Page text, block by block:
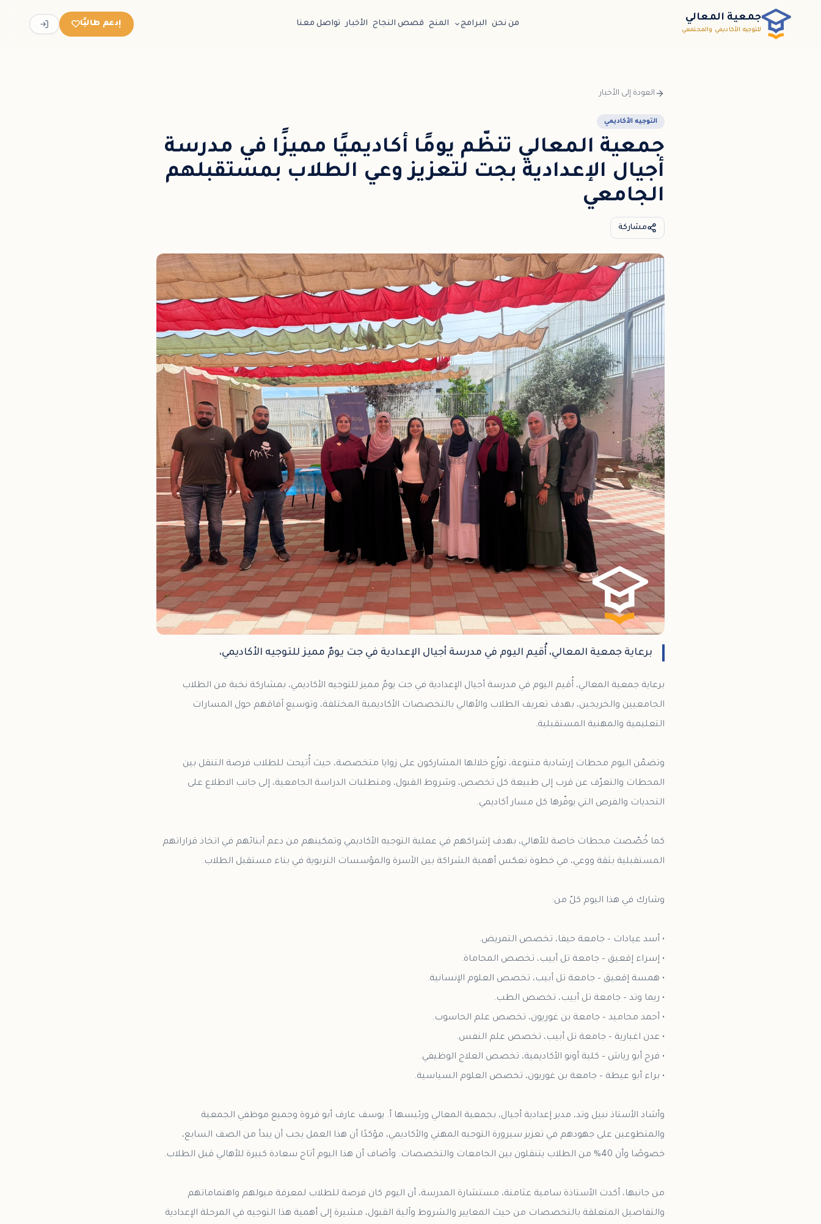
تخطي إلى المحتوى الرئيسي / דלג לתוכן הראשי
جمعية المعالي
للتوجيه الأكاديمي والمجتمعي
من نحن البرامج المنح قصص النجاح الأخبار تواصل معنا إدعم طالبًا
العودة إلى الأخبار
التوجيه الأكاديمي
جمعية المعالي تنظّم يومًا أكاديميًا مميزًا في مدرسة
أجيال الإعدادية بجت لتعزيز وعي الطلاب بمستقبلهم
الجامعي
مشاركة
برعاية جمعية المعالي، أُقيم اليوم في مدرسة أجيال الإعدادية في جت يومٌ مميز للتوجيه الأكاديمي،
برعاية جمعية المعالي، أُقيم اليوم في مدرسة أجيال الإعدادية في جت يومٌ مميز للتوجيه الأكاديمي، بمشاركة نخبة من الطلاب
الجامعيين والخريجين، بهدف تعريف الطلاب والأهالي بالتخصصات الأكاديمية المختلفة، وتوسيع آفاقهم حول المسارات
وتضمّن اليوم محطات إرشادية متنوعة، توزّع خلالها المشاركون على زوايا متخصصة، حيث أُتيحت للطلاب فرصة التنقل بين
المحطات والتعرّف عن قرب إلى طبيعة كل تخصص، وشروط القبول، ومتطلبات الدراسة الجامعية، إلى جانب الاطلاع على
كما خُصّصت محطات خاصة للأهالي، بهدف إشراكهم في عملية التوجيه الأكاديمي وتمكينهم من دعم أبنائهم في اتخاذ قراراتهم
وأشاد الأستاذ نبيل وتد، مدير إعدادية أجيال، بجمعية المعالي ورئيسها أ. يوسف عارف أبو فروة وجميع موظفي الجمعية
والمتطوعين على جهودهم في تعزيز سيرورة التوجيه المهني والأكاديمي، مؤكدًا أن هذا العمل يجب أن يبدأ من الصف السابع،
من جانبها، أكدت الأستاذة سامية عثامنة، مستشارة المدرسة، أن اليوم كان فرصة للطلاب لمعرفة ميولهم واهتماماتهم
والتفاصيل المتعلقة بالتخصصات من حيث المعايير والشروط وآلية القبول، مشيرة إلى أهمية هذا التوجيه في المرحلة الإعدادية